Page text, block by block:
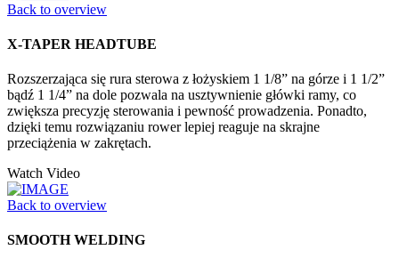
Back to overview
X-TAPER HEADTUBE
Rozszerzająca się rura sterowa z łożyskiem 1 1/8” na górze i 1 1/2”
bądź 1 1/4” na dole pozwala na usztywnienie główki ramy, co
zwiększa precyzję sterowania i pewność prowadzenia. Ponadto,
dzięki temu rozwiązaniu rower lepiej reaguje na skrajne
przeciążenia w zakrętach.
Watch Video
Back to overview
SMOOTH WELDING